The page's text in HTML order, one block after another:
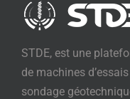
STDE, est une
de machines
sondage